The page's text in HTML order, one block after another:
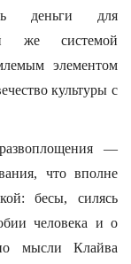
деньги для
же системой
элементом
культуры с
—
что вполне
бесы, силясь
человека и о
мысли Клайва